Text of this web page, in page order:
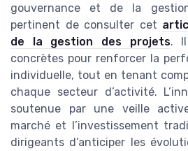
gouvernance et de la
pertinent de consulter cet
de la gestion des projets. Il
concrètes pour renforcer la
individuelle, tout en tenant
chaque secteur d’activité.
soutenue par une veille
marché et l’investissement
dirigeants d’anticiper les